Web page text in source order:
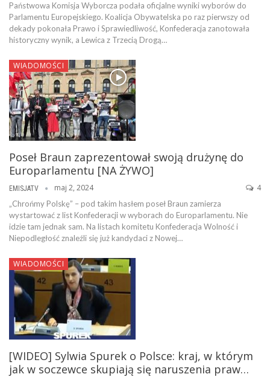
Państwowa Komisja Wyborcza podała oficjalne wyniki wyborów do
Parlamentu Europejskiego. Koalicja Obywatelska po raz pierwszy od
dekady pokonała Prawo i Sprawiedliwość, Konfederacja zanotowała
historyczny wynik, a Lewica z Trzecią Drogą…
WIADOMOŚCI
Poseł Braun zaprezentował swoją drużynę do
Europarlamentu [NA ŻYWO]
EMISJATV maj 2, 2024 4
„Chrońmy Polskę” – pod takim hasłem poseł Braun zamierza
wystartować z list Konfederacji w wyborach do Europarlamentu. Nie
idzie tam jednak sam. Na listach komitetu Konfederacja Wolność i
Niepodległość znaleźli się już kandydaci z Nowej…
WIADOMOŚCI
[WIDEO] Sylwia Spurek o Polsce: kraj, w którym
jak w soczewce skupiają się naruszenia praw…